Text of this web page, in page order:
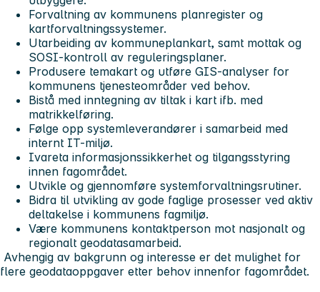
Forvaltning av kommunens planregister og
kartforvaltningssystemer.
Utarbeiding av kommuneplankart, samt mottak og
SOSI-kontroll av reguleringsplaner.
Produsere temakart og utføre GIS-analyser for
kommunens tjenesteområder ved behov.
Bistå med inntegning av tiltak i kart ifb. med
matrikkelføring.
Følge opp systemleverandører i samarbeid med
internt IT-miljø.
Ivareta informasjonssikkerhet og tilgangsstyring
innen fagområdet.
Utvikle og gjennomføre systemforvaltningsrutiner.
Bidra til utvikling av gode faglige prosesser ved aktiv
deltakelse i kommunens fagmiljø.
Være kommunens kontaktperson mot nasjonalt og
regionalt geodatasamarbeid.
Avhengig av bakgrunn og interesse er det mulighet for
flere geodataoppgaver etter behov innenfor fagområdet.